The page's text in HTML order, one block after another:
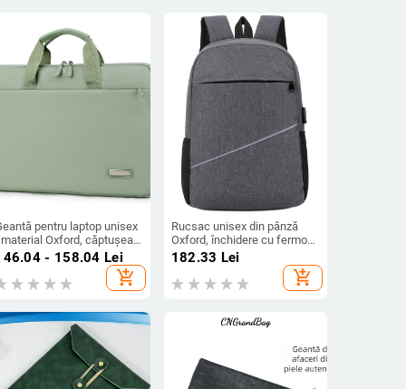
pentru laptop unisex
Oxford, căptușeală
poliester, stil proaspăt și
- 158.04 Lei
add_shopping_cart
Rucsac unisex din pânză
Oxford, închidere cu fermoar,
buzunar interior cu fermoar,
buzunar pentru telefon și ID,
potrivit pentru notebook și
182.33 Lei
add_shopping_cart